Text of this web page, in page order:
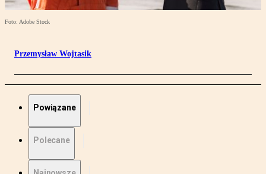
Foto: Adobe Stock
Przemysław Wojtasik
Powiązane
Polecane